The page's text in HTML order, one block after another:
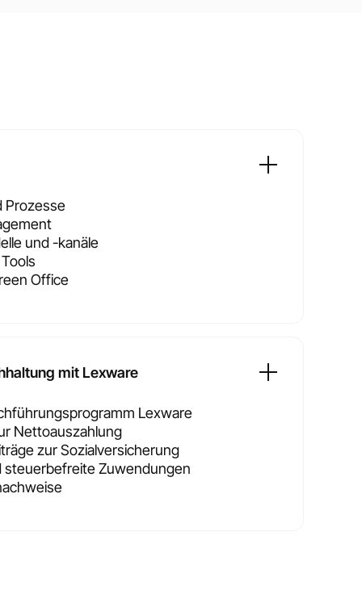
Prozesse
und -kanäle
Office
mit Lexware
Lexware
Nettoauszahlung
zur Sozialversicherung
steuerbefreite Zuwendungen